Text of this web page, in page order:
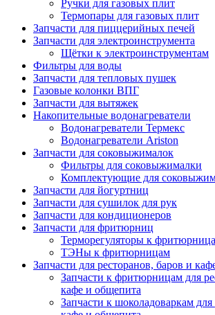
Ручки для газовых плит
Термопары для газовых плит
Запчасти для пиццерийных печей
Запчасти для электроинструмента
Щётки к электроинструментам
Фильтры для воды
Запчасти для тепловых пушек
Газовые колонки ВПГ
Запчасти для вытяжек
Накопительные водонагреватели
Водонагреватели Термекс
Водонагреватели Ariston
Запчасти для соковыжималок
Фильтры для соковыжималки
Комплектующие для
Запчасти для йогуртниц
Запчасти для сушилок для рук
Запчасти для кондиционеров
Запчасти для фритюрниц
Терморегуляторы к
ТЭНы к фритюрницам
Запчасти для ресторанов, баров и
Запчасти к фритюрницам для
кафе и общепита
Запчасти к шоколадоваркам для